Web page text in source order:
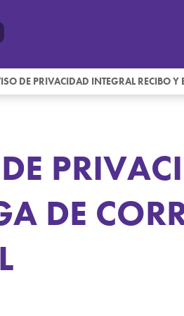
DE PRIVACIDAD INTEGRAL RECIBO
DE